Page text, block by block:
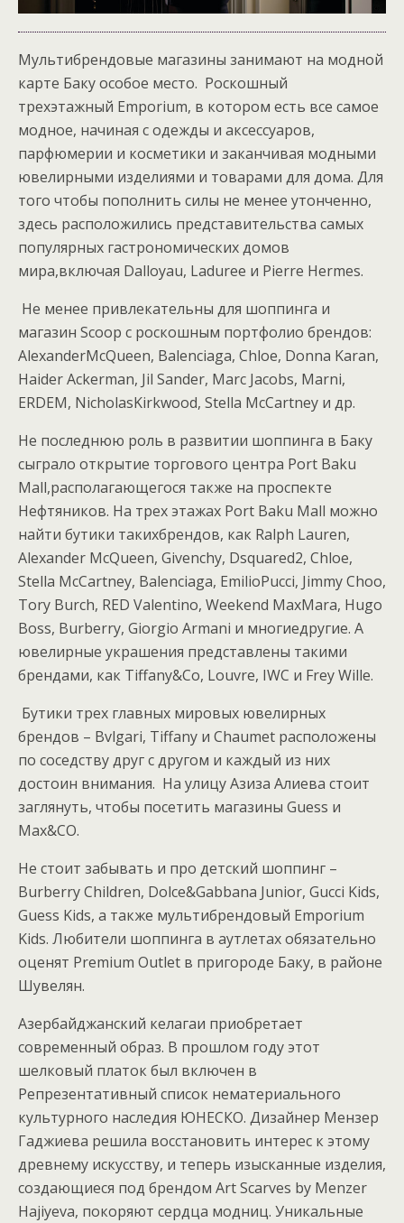
Мультибрендовые магазины занимают на модной
карте Баку особое место. Роскошный
трехэтажный Emporium, в котором есть все самое
модное, начиная с одежды и аксессуаров,
парфюмерии и косметики и заканчивая модными
ювелирными изделиями и товарами для дома. Для
того чтобы пополнить силы не менее утонченно,
здесь расположились представительства самых
популярных гастрономических домов
мира,включая Dalloyau, Laduree и Pierre Hermes.
Не менее привлекательны для шоппинга и
магазин Scoop с роскошным портфолио брендов:
AlexanderMcQueen, Balenciaga, Chloe, Donna Karan,
Haider Ackerman, Jil Sander, Marc Jacobs, Marni,
ERDEM, NicholasKirkwood, Stella McCartney и др.
Не последнюю роль в развитии шоппинга в Баку
сыграло открытие торгового центра Port Baku
Mall,располагающегося также на проспекте
Нефтяников. На трехэтажах Port Baku Mall можно
найти бутики такихбрендов, как Ralph Lauren,
Alexander McQueen, Givenchy, Dsquared2, Chloe,
Stella McCartney, Balenciaga, EmilioPucci, JimmyChoo,
Tory Burch, RED Valentino, Weekend MaxMara, Hugo
Boss, Burberry, Giorgio Armani и многиедругие. А
ювелирные украшения представлены такими
брендами, как Tiffany&Co, Louvre, IWC и Frey Wille.
Бутики трех главных мировых ювелирных
брендов – Bvlgari, Tiffany и Chaumet расположены
по соседству друг с другом и каждый из них
достоин внимания. На улицу Азиза Алиева стоит
заглянуть, чтобы посетить магазины Guess и
Max&CO.
Не стоит забывать и про детский шоппинг –
Burberry Children, Dolce&Gabbana Junior, Gucci Kids,
Guess Kids, а также мультибрендовый Emporium
Kids. Любители шоппинга в аутлетах обязательно
оценят Premium Outlet в пригороде Баку, в районе
Шувелян.
Азербайджанский келагаи приобретает
современный образ. В прошлом году этот
шелковый платок был включен в
Репрезентативный список нематериального
культурного наследия ЮНЕСКО. Дизайнер Мензер
Гаджиева решила восстановить интерес к этому
древнему искусству, и теперь изысканные изделия,
создающиеся под брендом ArtScarves by Menzer
Hajiyeva, покоряют сердца модниц. Уникальные